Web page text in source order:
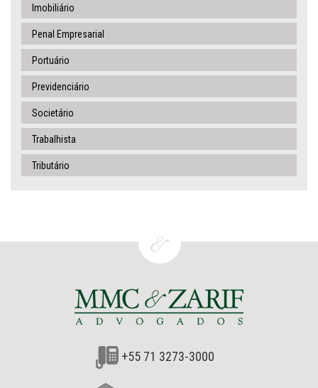
Imobiliário
Penal Empresarial
Portuário
Previdenciário
Societário
Trabalhista
Tributário
+55 71 3273-3000